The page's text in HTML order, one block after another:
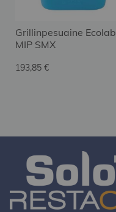
Grillinpesuaine Ecolab
MIP SMX
193,85 €